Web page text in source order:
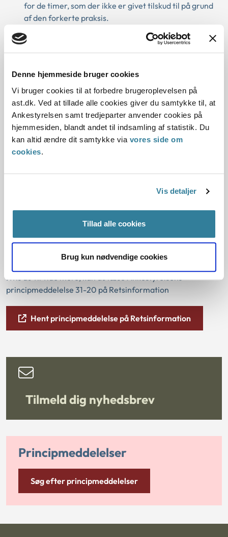
Denne hjemmeside bruger cookies
Vi bruger cookies til at forbedre brugeroplevelsen på
ast.dk. Ved at tillade alle cookies giver du samtykke til, at
Ankestyrelsen samt tredjeparter anvender cookies på
hjemmesiden, blandt andet til indsamling af statistik. Du
kan altid ændre dit samtykke via vores side om
cookies.
Vis detaljer
Tillad alle cookies
Brug kun nødvendige cookies
for de timer, som der ikke er givet tilskud til på grund
af den forkerte praksis.
I nogle af de sager, som eventuelt skal genoptages, vil
kravet på yderligere tilskud til personlig assistance kunne
Ankestyrelsen orienterer kommunerne om vores
praksisændring. De enkelte kommuner skal herefter
vurdere, om de kan identificere sagerne, eller om de skal
vejlede lokalt om muligheden for at søge genoptagelse.
Borgere må kontakte os
ved en søgning i vores journalsystemer. Da vi ikke er sikre
Hvis du vil vide mere, kan du læse Ankestyrelsens
principmeddelelse 31-20 på Retsinformation
Hent principmeddelelse på Retsinformation
Tilmeld dig nyhedsbrev
Principmeddelelser
Søg efter principmeddelelser